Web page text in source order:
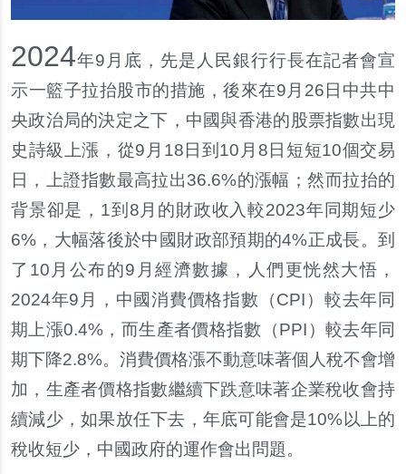
2024年9月底，先是人民銀行行長在記者會宣
示一籃子拉抬股市的措施，後來在9月26日中共中
央政治局的決定之下，中國與香港的股票指數出現
史詩級上漲，從9月18日到10月8日短短10個交易
日，上證指數最高拉出36.6%的漲幅；然而拉抬的
背景卻是，1到8月的財政收入較2023年同期短少
6%，大幅落後於中國財政部預期的4%正成長。到
了10月公布的9月經濟數據，人們更恍然大悟，
2024年9月，中國消費價格指數（CPI）較去年同
期上漲0.4%，而生產者價格指數（PPI）較去年同
期下降2.8%。消費價格漲不動意味著個人稅不會增
加，生產者價格指數繼續下跌意味著企業稅收會持
續減少，如果放任下去，年底可能會是10%以上的
稅收短少，中國政府的運作會出問題。